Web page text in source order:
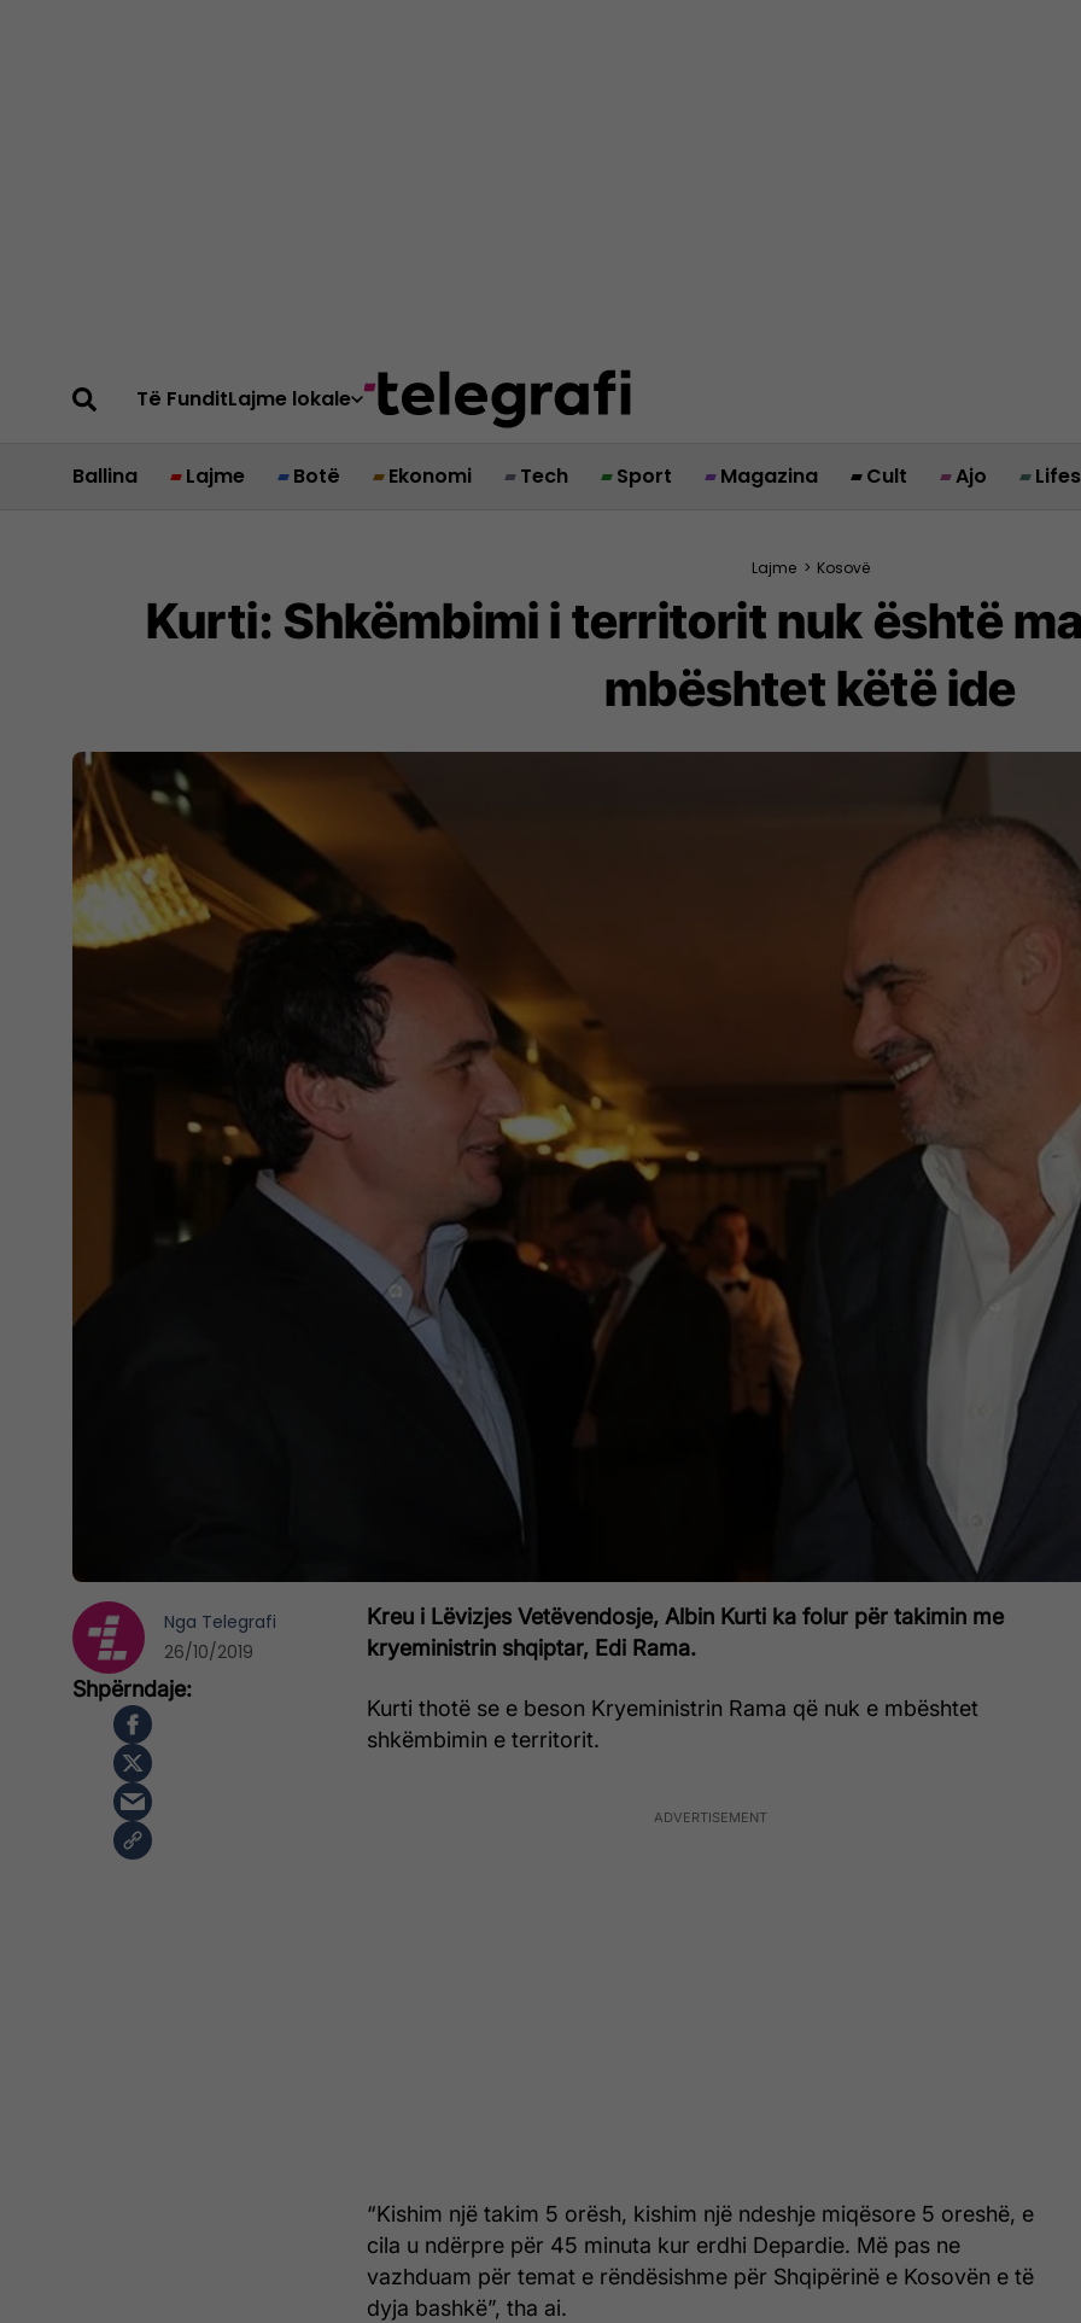
Të FunditLajme lokale
Ballina Lajme Botë Ekonomi Tech Sport Magazina Cult Ajo
Lajme > Kosovë
Kurti: Shkëmbimi i territorit nuk është
mbështet këtë ide
Kreu i Lëvizjes Vetëvendosje, Albin Kurti ka folur për takimin me
kryeministrin shqiptar, Edi Rama.
Kurti thotë se e beson Kryeministrin Rama që nuk e mbështet
shkëmbimin e territorit.
“Kishim një takim 5 orësh, kishim një ndeshje miqësore 5 oreshë, e
cila u ndërpre për 45 minuta kur erdhi Depardie. Më pas ne
vazhduam për temat e rëndësishme për Shqipërinë e Kosovën e të
dyja bashkë”, tha ai.
Nga Telegrafi
26/10/2019